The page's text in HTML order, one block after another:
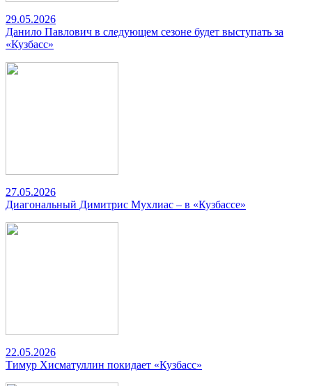
29.05.2026
Данило Павлович в следующем сезоне будет выступать за
«Кузбасс»
27.05.2026
Диагональный Димитрис Мухлиас – в «Кузбассе»
22.05.2026
Тимур Хисматуллин покидает «Кузбасс»